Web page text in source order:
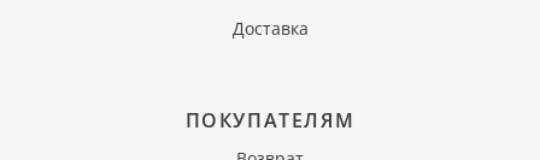
Доставка
ПОКУПАТЕЛЯМ